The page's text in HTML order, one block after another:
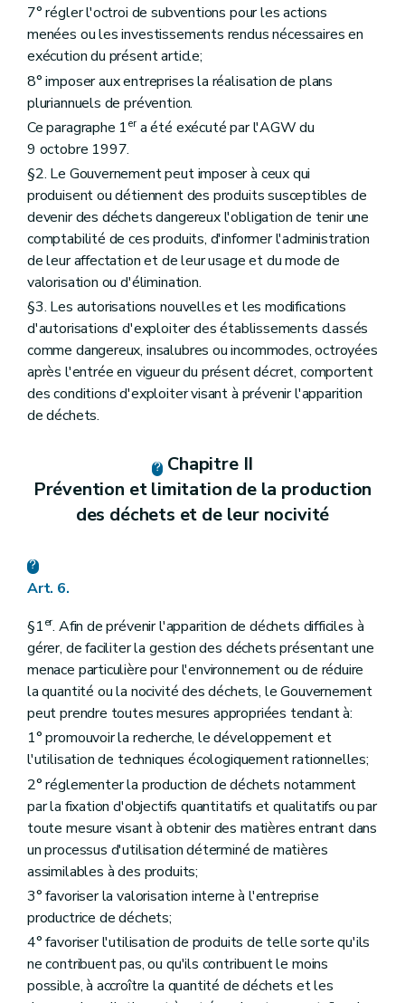
7° régler l'octroi de subventions pour les actions
menées ou les investissements rendus nécessaires en
exécution du présent article;
8° imposer aux entreprises la réalisation de plans
pluriannuels de prévention.
Ce paragraphe 1era été exécuté par l'AGW du
9 octobre 1997.
§2. Le Gouvernement peut imposer à ceux qui
produisent ou détiennent des produits susceptibles de
devenir des déchets dangereux l'obligation de tenir une
comptabilité de ces produits, d'informer l'administration
de leur affectation et de leur usage et du mode de
valorisation ou d'élimination.
§3. Les autorisations nouvelles et les modifications
d'autorisations d'exploiter des établissements classés
comme dangereux, insalubres ou incommodes, octroyées
après l'entrée en vigueur du présent décret, comportent
des conditions d'exploiter visant à prévenir l'apparition
de déchets.
Chapitre II
Prévention et limitation de la production
des déchets et de leur nocivité
Art. 6.
§1er. Afin de prévenir l'apparition de déchets difficiles à
gérer, de faciliter la gestion des déchets présentant une
menace particulière pour l'environnement ou de réduire
la quantité ou la nocivité des déchets, le Gouvernement
peut prendre toutes mesures appropriées tendant à:
1° promouvoir la recherche, le développement et
l'utilisation de techniques écologiquement rationnelles;
2° réglementer la production de déchets notamment
par la fixation d'objectifs quantitatifs et qualitatifs ou par
toute mesure visant à obtenir des matières entrant dans
un processus d'utilisation déterminé de matières
assimilables à des produits;
3° favoriser la valorisation interne à l'entreprise
productrice de déchets;
4° favoriser l'utilisation de produits de telle sorte qu'ils
ne contribuent pas, ou qu'ils contribuent le moins
possible, à accroître la quantité de déchets et les